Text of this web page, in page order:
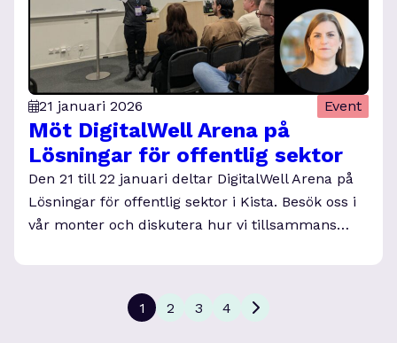
21 januari 2026 Event
Möt DigitalWell Arena på
Lösningar för offentlig sektor
Den 21 till 22 januari deltar DigitalWell Arena på
Lösningar för offentlig sektor i Kista. Besök oss i
vår monter och diskutera hur vi tillsammans…
1 2 3 4